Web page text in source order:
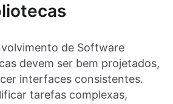
de Software
devem ser bem projetados,
interfaces consistentes.
tarefas complexas,